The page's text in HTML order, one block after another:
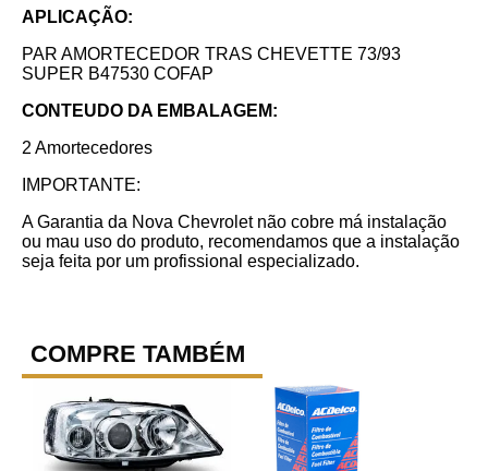
APLICAÇÃO:
PAR AMORTECEDOR TRAS CHEVETTE 73/93
SUPER B47530 COFAP
CONTEUDO DA EMBALAGEM:
2 Amortecedores
IMPORTANTE:
A Garantia da Nova Chevrolet não cobre má instalação
ou mau uso do produto, recomendamos que a instalação
seja feita por um profissional especializado.
COMPRE TAMBÉM